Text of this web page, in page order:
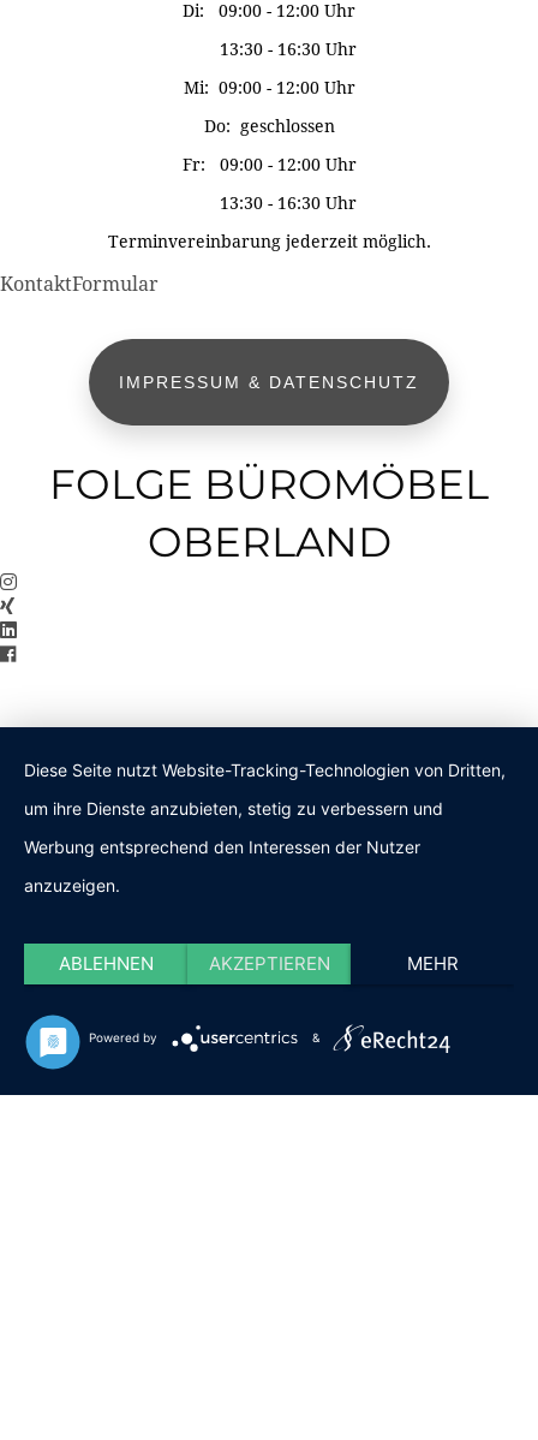
Di: 09:00 - 12:00 Uhr
13:30 - 16:30 Uhr
Mi: 09:00 - 12:00 Uhr
Do: geschlossen
Fr: 09:00 - 12:00 Uhr
13:30 - 16:30 Uhr
Terminvereinbarung jederzeit möglich.
KontaktFormular
IMPRESSUM & DATENSCHUTZ
FOLGE BÜROMÖBEL
OBERLAND
Diese Seite nutzt Website-Tracking-Technologien von Dritten,
um ihre Dienste anzubieten, stetig zu verbessern und
Werbung entsprechend den Interessen der Nutzer
anzuzeigen.
ABLEHNEN AKZEPTIEREN MEHR
Powered by &